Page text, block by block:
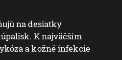
na desiatky
K najväčším
a kožné infekcie